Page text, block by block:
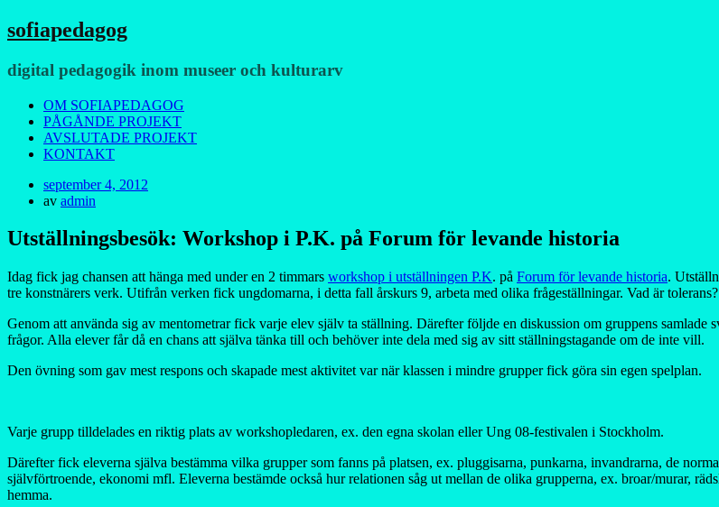
sofiapedagog
digital pedagogik inom museer och kulturarv
Meny
Hoppa
innehåll
OM SOFIAPEDAGOG
PÅGÅNDE PROJEKT
AVSLUTADE PROJEKT
KONTAKT
Publicerad
den
september 4, 2012
av admin
Utställningsbesök: Workshop i P.K. på Forum för levande historia
Idag fick jag chansen att hänga med under en 2 timmars workshop i utställningen P.K. på Forum för levande historia.
tre konstnärers verk. Utifrån verken fick ungdomarna, i detta fall årskurs 9, arbeta med olika frågeställningar. Vad är
Genom att använda sig av mentometrar fick varje elev själv ta ställning. Därefter följde en diskussion om gruppens samlade
frågor. Alla elever får då en chans att själva tänka till och behöver inte dela med sig av sitt ställningstagande om de inte vill.
Den övning som gav mest respons och skapade mest aktivitet var när klassen i mindre grupper fick göra sin egen spelplan.
Varje grupp tilldelades en riktig plats av workshopledaren, ex. den egna skolan eller Ung 08-festivalen i Stockholm.
Därefter fick eleverna själva bestämma vilka grupper som fanns på platsen, ex. pluggisarna, punkarna, invandrarna, de
självförtroende, ekonomi mfl. Eleverna bestämde också hur relationen såg ut mellan de olika grupperna, ex. broar/murar,
hemma.